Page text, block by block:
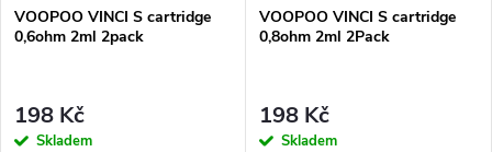
VOOPOO VINCI S cartridge
0,6ohm 2ml 2pack
198 Kč
Skladem
VOOPOO VINCI S cartridge
0,8ohm 2ml 2Pack
198 Kč
Skladem